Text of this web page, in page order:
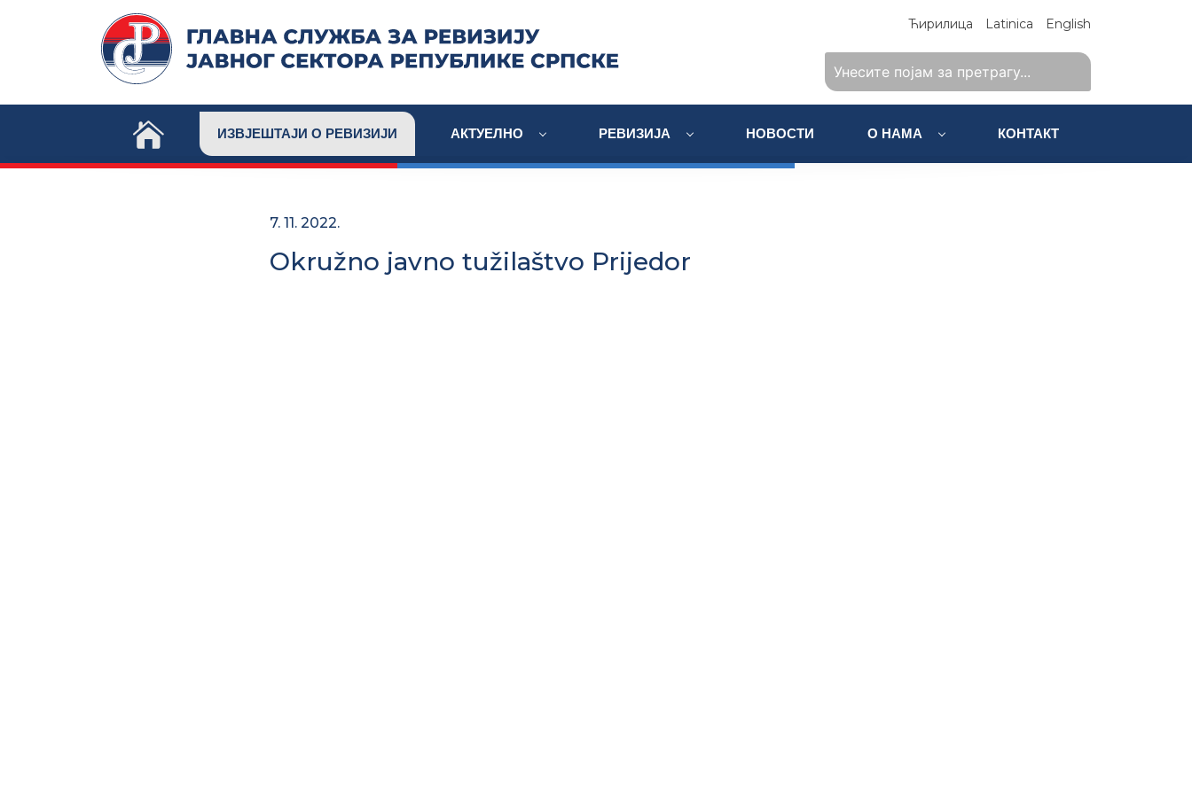
Ћирилица Latinica English
ИЗВЈЕШТАЈИ О РЕВИЗИЈИ АКТУЕЛНО РЕВИЗИЈА НОВОСТИ О НАМА КОНТАКТ
7. 11. 2022.
Okružno javno tužilaštvo Prijedor